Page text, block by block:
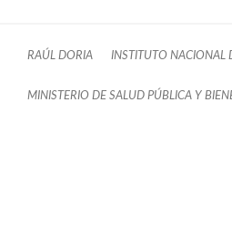
RAÚL DORIA INSTITUTO NACIONAL
MINISTERIO DE SALUD PÚBLICA Y